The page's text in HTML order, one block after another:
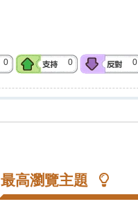
0 0 0
最高瀏覽主題